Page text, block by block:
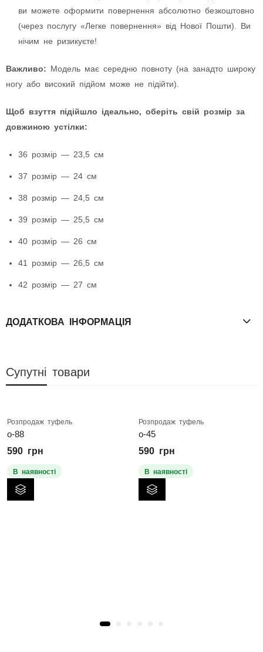
ви можете оформити повернення абсолютно безкоштовно
(через послугу «Легке повернення» від Нової Пошти). Ви
нічим не ризикуєте!
Важливо: Модель має середню повноту (на занадто широку
ногу або високий підйом може не підійти).
Щоб взуття підійшло ідеально, оберіть свій розмір за
довжиною устілки:
36 розмір — 23,5 см
37 розмір — 24 см
38 розмір — 24,5 см
39 розмір — 25,5 см
40 розмір — 26 см
41 розмір — 26,5 см
42 розмір — 27 см
ДОДАТКОВА ІНФОРМАЦІЯ
Супутні товари
Розпродаж туфель
о-88
590 грн
В наявності
Розпродаж туфель
о-45
590 грн
В наявності